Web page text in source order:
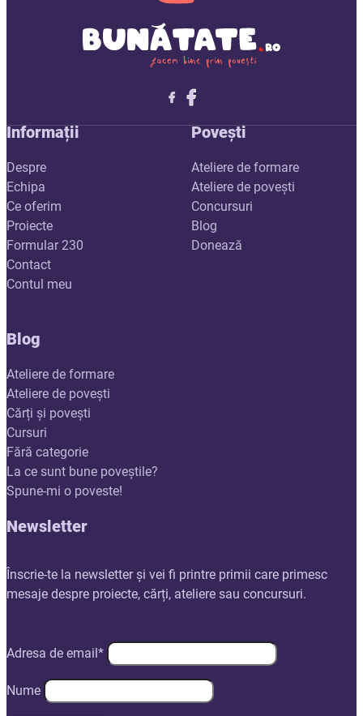
Follow me on X
Follow me on LinkedIn
Follow me on X
Informații
Despre
Echipa
Ce oferim
Proiecte
Formular 230
Contact
Contul meu
Povești
Ateliere de formare
Ateliere de povești
Concursuri
Blog
Donează
Blog
Ateliere de formare
Ateliere de povești
Cărți și povești
Cursuri
Fără categorie
La ce sunt bune poveștile?
Spune-mi o poveste!
Newsletter
Înscrie-te la newsletter și vei fi printre primii care primesc
mesaje despre proiecte, cărți, ateliere sau concursuri.
Adresa de email*
Nume